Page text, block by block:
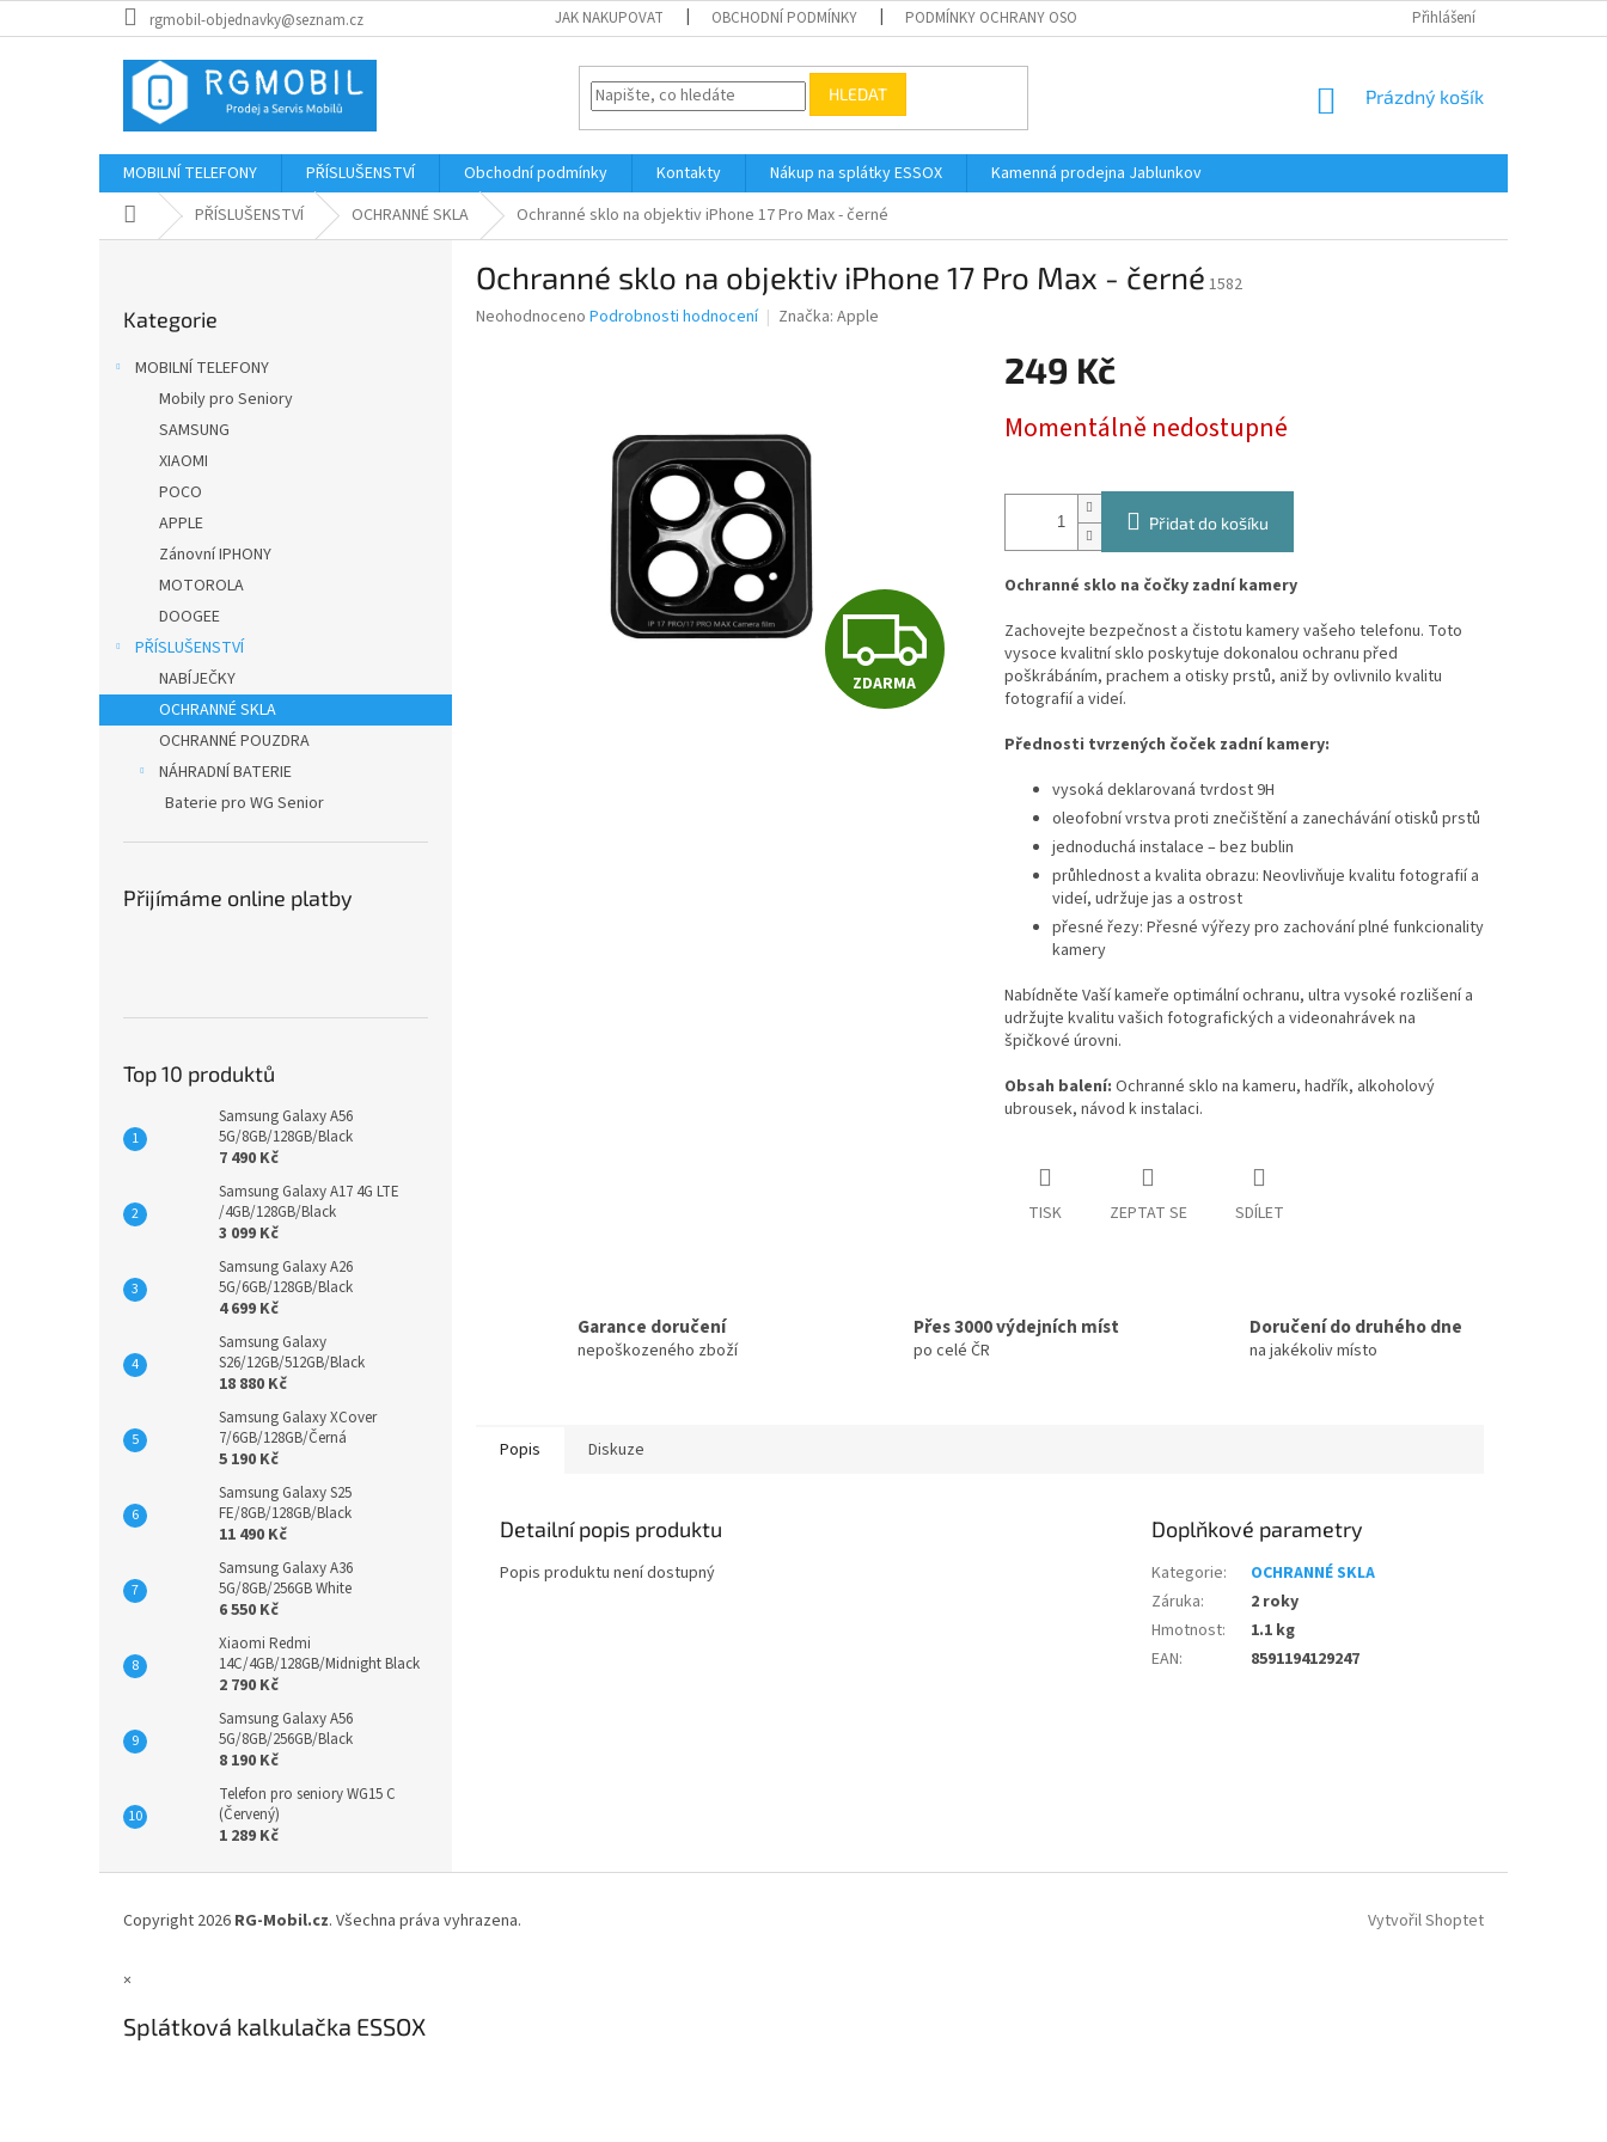
na
rgmobil-objednavky@seznam.cz JAK NAKUPOVAT OBCHODNÍ PODMÍNKY PODMÍNKY OCHRANY OSOBNÍCH ÚDAJŮ Přihlášení
HLEDAT
NÁKUPNÍ
Prázdný košík
MOBILNÍ TELEFONY PŘÍSLUŠENSTVÍ Obchodní podmínky Kontakty Nákup na splátky ESSOX
Kamenná prodejna Jablunkov
Domů PŘÍSLUŠENSTVÍ OCHRANNÉ SKLA Ochranné sklo na objektiv iPhone 17 Pro Max - černé
kategorie
Kategorie
MOBILNÍ TELEFONY
Mobily pro Seniory
SAMSUNG
XIAOMI
POCO
APPLE
Zánovní IPHONY
MOTOROLA
DOOGEE
PŘÍSLUŠENSTVÍ
NABÍJEČKY
OCHRANNÉ SKLA
OCHRANNÉ POUZDRA
NÁHRADNÍ BATERIE
Baterie pro WG Senior
Přijímáme online platby
Top 10 produktů
Samsung Galaxy A56
5G/8GB/128GB/Black
7 490 Kč
Samsung Galaxy A17 4G LTE
/4GB/128GB/Black
3 099 Kč
Samsung Galaxy A26
5G/6GB/128GB/Black
4 699 Kč
Samsung Galaxy
S26/12GB/512GB/Black
18 880 Kč
Samsung Galaxy XCover
7/6GB/128GB/Černá
5 190 Kč
Samsung Galaxy S25
FE/8GB/128GB/Black
11 490 Kč
Samsung Galaxy A36
5G/8GB/256GB White
6 550 Kč
Xiaomi Redmi
14C/4GB/128GB/Midnight Black
2 790 Kč
Samsung Galaxy A56
5G/8GB/256GB/Black
8 190 Kč
Telefon pro seniory WG15 C
(Červený)
1 289 Kč
Ochranné sklo na objektiv iPhone 17 Pro Max - černé 1582
Průměrné
Neohodnoceno Podrobnosti hodnocení Značka: Apple
Z
D
ZDARMA
249 Kč
cena:
Momentálně nedostupné
Přidat do košíku
Ochranné sklo na čočky zadní kamery
Zachovejte bezpečnost a čistotu kamery vašeho telefonu. Toto
vysoce kvalitní sklo poskytuje dokonalou ochranu před
poškrábáním, prachem a otisky prstů, aniž by ovlivnilo kvalitu
fotografií a videí.
Přednosti tvrzených čoček zadní kamery:
vysoká deklarovaná tvrdost 9H
oleofobní vrstva proti znečištění a zanechávání otisků prstů
jednoduchá instalace – bez bublin
průhlednost a kvalita obrazu: Neovlivňuje kvalitu fotografií a
videí, udržuje jas a ostrost
přesné řezy: Přesné výřezy pro zachování plné funkcionality
kamery
Nabídněte Vaší kameře optimální ochranu, ultra vysoké rozlišení a
udržujte kvalitu vašich fotografických a videonahrávek na
špičkové úrovni.
Obsah balení: Ochranné sklo na kameru, hadřík, alkoholový
ubrousek, návod k instalaci.
TISK ZEPTAT SE SDÍLET
Garance doručení
nepoškozeného zboží
Přes 3000 výdejních míst
po celé ČR
Doručení do druhého dne
na jakékoliv místo
Popis Diskuze
Detailní popis produktu
Popis produktu není dostupný
Doplňkové parametry
Kategorie:
OCHRANNÉ SKLA
Záruka:
2 roky
Hmotnost:
1.1 kg
EAN: 8591194129247
Vytvořil Shoptet
Copyright 2026 RG-Mobil.cz. Všechna práva vyhrazena.
×
Splátková kalkulačka ESSOX